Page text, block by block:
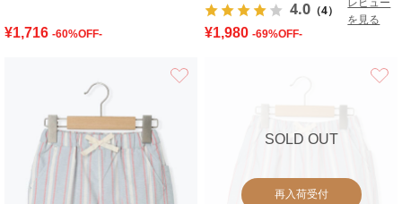
¥1,716 -60%OFF-
4.0 （4）
を見る
¥1,980 -69%OFF-
SOLD OUT
再入荷受付